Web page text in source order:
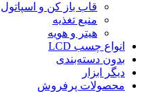
قاب باز کن و اسپاتول
منبع تغذیه
هیتر و هویه
انواع چسب LCD
بدون دسته‌بندی
دیگر ابزار
محصولات پرفروش